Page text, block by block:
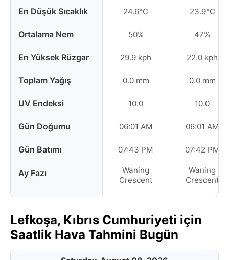
En Düşük Sıcaklık
Ortalama Nem
En Yüksek Rüzgar
Toplam Yağış
UV Endeksi
Gün Doğumu
Gün Batımı
Ay Fazı
24.6°C
50%
29.9 kph
0.0 mm
10.0
06:01 AM
07:43 PM
Waning
Crescent
23.9°C
47%
22.0 kph
0.0 mm
10.0
06:01 AM
07:42 PM
Waning
Crescent
Lefkoşa, Kıbrıs Cumhuriyeti için
Saatlik Hava Tahmini Bugün